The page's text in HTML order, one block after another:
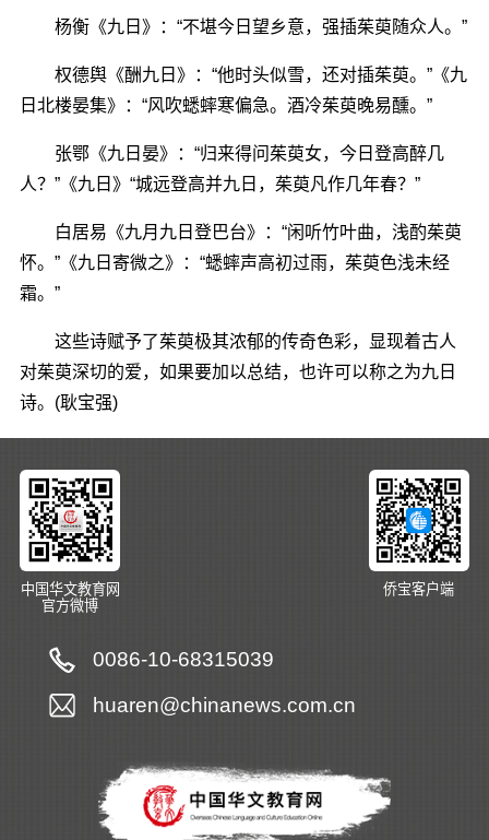
杨衡《九日》：“不堪今日望乡意，强插茱萸随众人。”
权德舆《酬九日》：“他时头似雪，还对插茱萸。”《九
日北楼晏集》：“风吹蟋蟀寒偏急。酒冷茱萸晚易醺。”
张鄂《九日晏》：“归来得问茱萸女，今日登高醉几
人？”《九日》“城远登高并九日，茱萸凡作几年春？”
白居易《九月九日登巴台》：“闲听竹叶曲，浅酌茱萸
怀。”《九日寄微之》：“蟋蟀声高初过雨，茱萸色浅未经
霜。”
这些诗赋予了茱萸极其浓郁的传奇色彩，显现着古人
对茱萸深切的爱，如果要加以总结，也许可以称之为九日
诗。(耿宝强)
中国华文教育网
官方微博
侨宝客户端
0086-10-68315039
huaren@chinanews.com.cn